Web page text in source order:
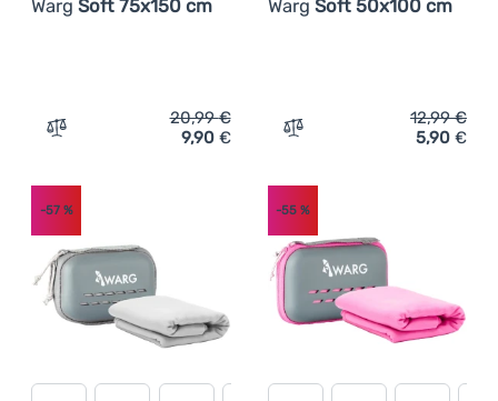
Warg Soft 75x150 cm
Zum Vergleich 'Handtuch Warg Soft 75x150 cm'
20,99€
9,90 €
Warg Soft 50x100 cm
Zum Vergleich 'Handtuch
12,99€
5,90 €
-57% -55%